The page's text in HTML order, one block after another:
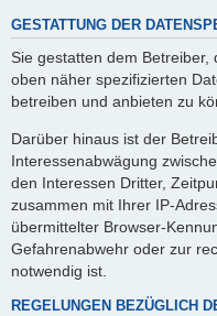
GESTATTUNG DER
Sie gestatten dem
oben näher spezifizierten
betreiben und anbieten zu
Darüber hinaus ist der
Interessenabwägung
den Interessen Dritter,
zusammen mit Ihrer IP-
übermittelter Browser-
Gefahrenabwehr oder zur
notwendig ist.
REGELUNGEN BEZÜGLICH